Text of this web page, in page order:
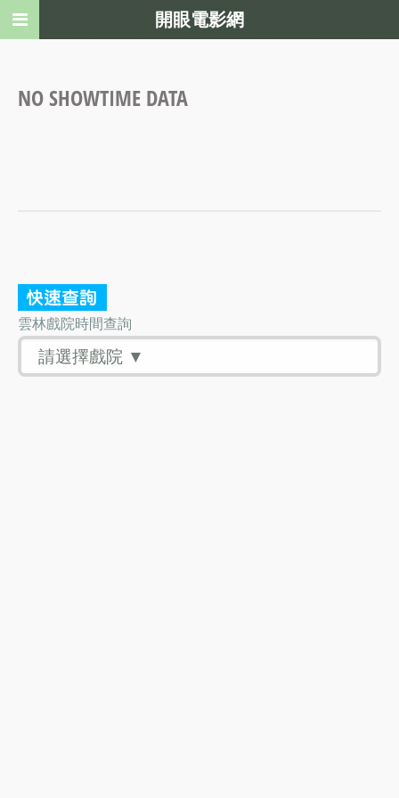
NO SHOWTIME DATA
雲林戲院時間查詢
開眼電影網